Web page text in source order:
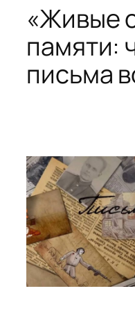
«Живые
памяти:
письма